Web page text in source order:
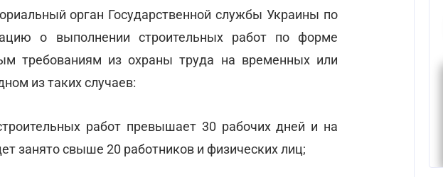
орган Государственной службы Украины по
о выполнении строительных работ по форме
требованиям из охраны труда на временных или
из таких случаев:
работ превышает 30 рабочих дней и на
занято свыше 20 работников и физических лиц;